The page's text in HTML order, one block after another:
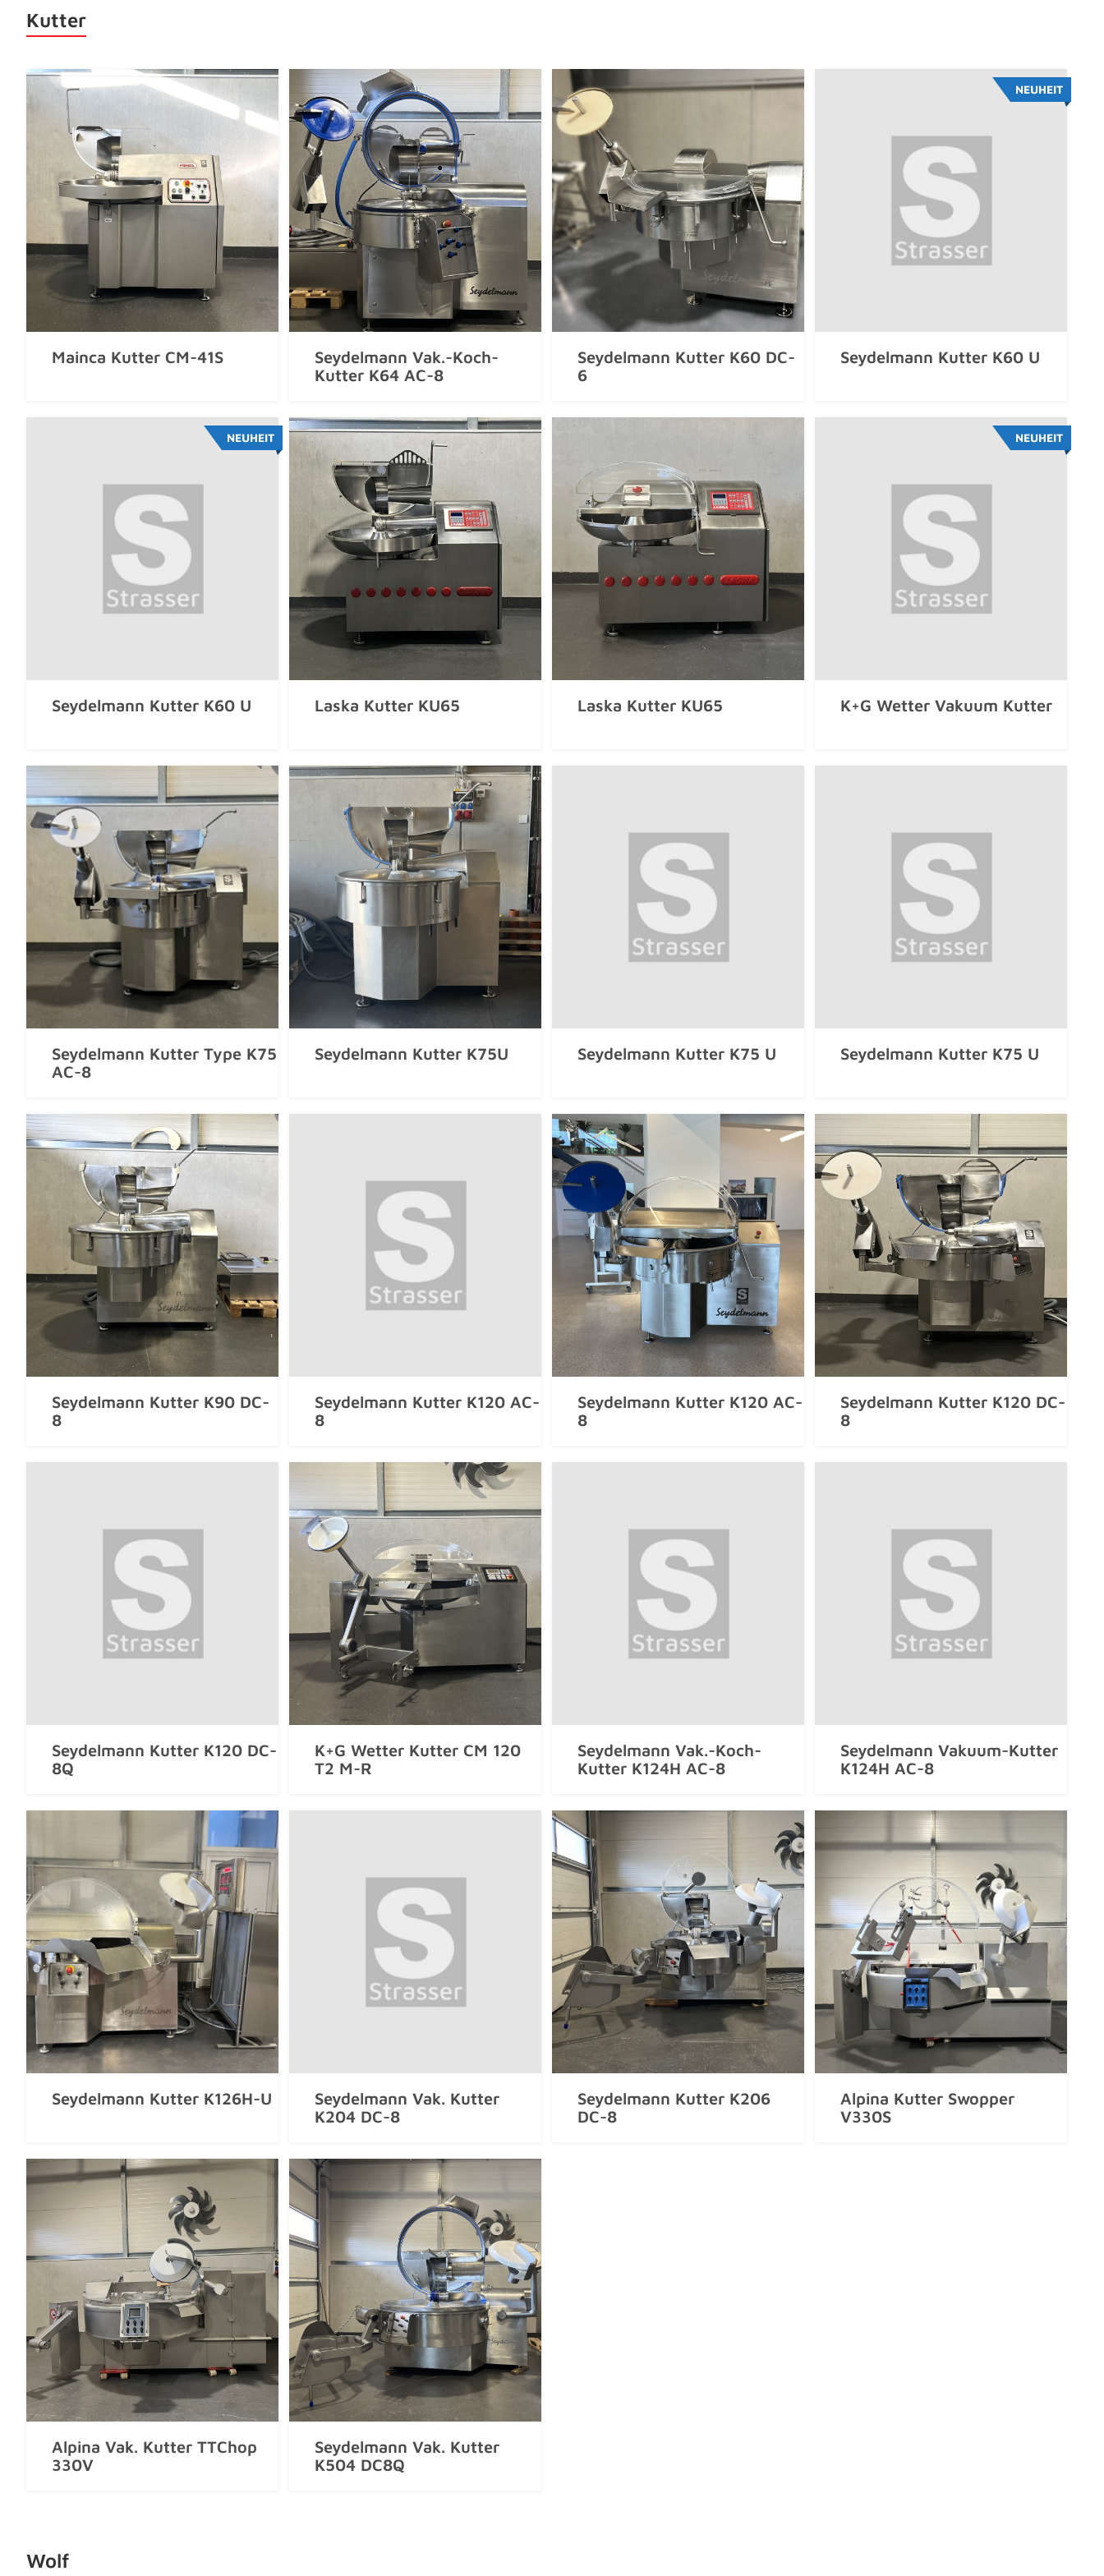
Kutter
Mainca Kutter CM-41S
Seydelmann Vak.-Koch-
Kutter K64 AC-8
Seydelmann Kutter K60 DC-
6
Seydelmann Kutter K60 U
NEUHEIT
Seydelmann Kutter K60 U
NEUHEIT
Laska Kutter KU65 Laska Kutter KU65 K+G Wetter Vakuum Kutter
NEUHEIT
Seydelmann Kutter Type K75
AC-8
Seydelmann Kutter K75U Seydelmann Kutter K75 U Seydelmann Kutter K75 U
Seydelmann Kutter K90 DC-
8
Seydelmann Kutter K120 AC-
8
Seydelmann Kutter K120 AC-
8
Seydelmann Kutter K120 DC-
8
Seydelmann Kutter K120 DC-
8Q
K+G Wetter Kutter CM 120
T2 M-R
Seydelmann Vak.-Koch-
Kutter K124H AC-8
Seydelmann Vakuum-Kutter
K124H AC-8
Seydelmann Kutter K126H-U
Seydelmann Vak. Kutter
K204 DC-8
Seydelmann Kutter K206
DC-8
Alpina Kutter Swopper
V330S
Alpina Vak. Kutter TTChop
330V
Seydelmann Vak. Kutter
K504 DC8Q
Wolf